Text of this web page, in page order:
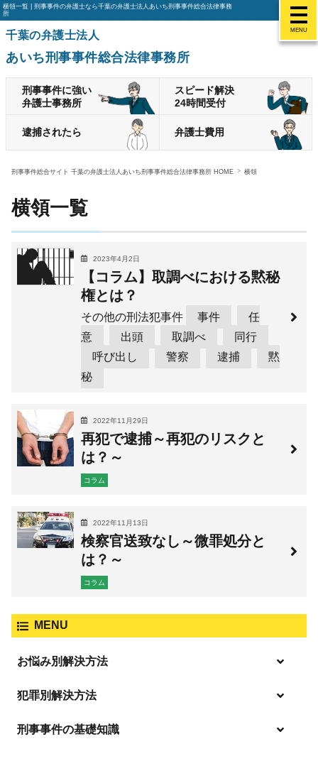
MENU
横領一覧 | 刑事事件の弁護士なら千葉の弁護士法人あいち刑事事件総合法律事務
所
千葉の弁護士法人
あいち刑事事件総合法律事務所
刑事事件に強い
弁護士事務所
スピード解決
24時間受付
逮捕されたら 弁護士費用
刑事事件総合サイト 千葉の弁護士法人あいち刑事事件総合法律事務所 HOME 横領
横領一覧
2023年4月2日
【コラム】取調べにおける黙秘
権とは？
その他の刑法犯事件 事件
任
意
出頭 取調べ
同行
呼び出し
警察 逮捕
黙
秘
2022年11月29日
再犯で逮捕～再犯のリスクと
は？～
コラム
2022年11月13日
検察官送致なし～微罪処分と
は？～
コラム
MENU
お悩み別解決方法
逮捕の不安や悩み
犯罪別解決方法
事件別－暴力事件
刑事事件の基礎知識